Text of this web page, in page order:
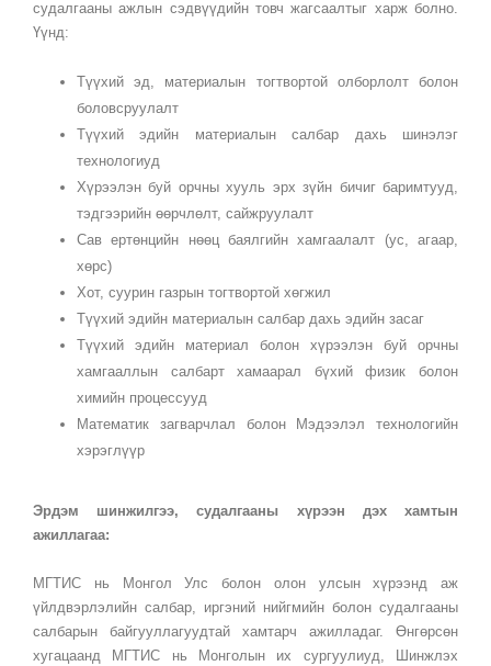
судалгааны ажлын сэдвүүдийн товч жагсаалтыг харж болно.
Үүнд:
Түүхий эд, материалын тогтвортой олборлолт болон
боловсруулалт
Түүхий эдийн материалын салбар дахь шинэлэг
технологиуд
Хүрээлэн буй орчны хууль эрх зүйн бичиг баримтууд,
тэдгээрийн өөрчлөлт, сайжруулалт
Сав ертөнцийн нөөц баялгийн хамгаалалт (ус, агаар,
хөрс)
Хот, суурин газрын тогтвортой хөгжил
Түүхий эдийн материалын салбар дахь эдийн засаг
Түүхий эдийн материал болон хүрээлэн буй орчны
хамгааллын салбарт хамаарал бүхий физик болон
химийн процессууд
Математик загварчлал болон Мэдээлэл технологийн
хэрэглүүр
Эрдэм шинжилгээ, судалгааны хүрээн дэх хамтын
ажиллагаа:
МГТИС нь Монгол Улс болон олон улсын хүрээнд аж
үйлдвэрлэлийн салбар, иргэний нийгмийн болон судалгааны
салбарын байгууллагуудтай хамтарч ажилладаг. Өнгөрсөн
хугацаанд МГТИС нь Монголын их сургуулиуд, Шинжлэх